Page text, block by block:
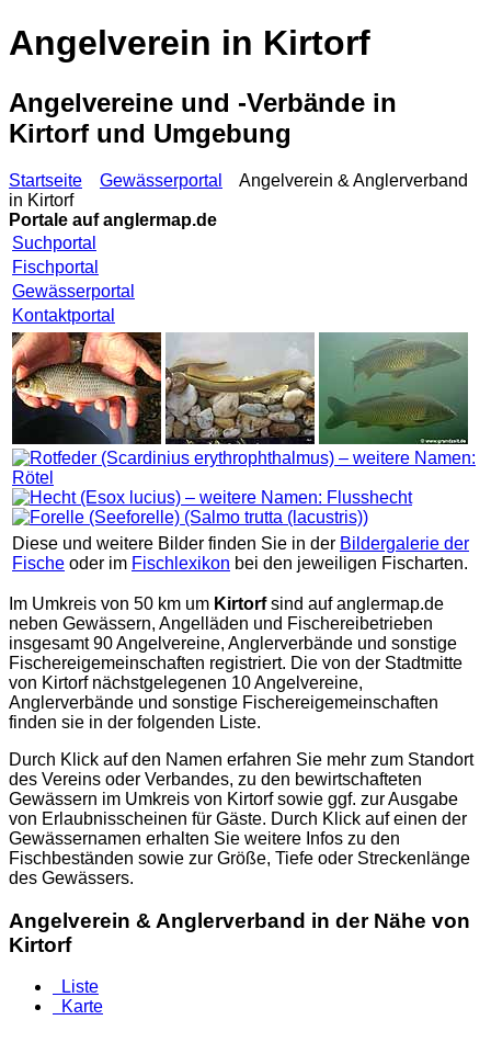
Angelverein in Kirtorf
Angelvereine und -Verbände in
Kirtorf und Umgebung
Startseite Gewässerportal
Angelverein & Anglerverband
in Kirtorf
Portale aufanglermap.de
Suchportal
Fischportal
Gewässerportal
Kontaktportal
Diese und weitere Bilder finden Sie in der Bildergalerie der
Fische oder im Fischlexikon bei den jeweiligen Fischarten.
Im Umkreis von 50 km um Kirtorfsind aufanglermap.de
neben Gewässern, Angelläden und Fischereibetrieben
insgesamt 90 Angelvereine, Anglerverbände und sonstige
Fischereigemeinschaften registriert. Die von der Stadtmitte
von Kirtorf nächstgelegenen 10 Angelvereine,
Anglerverbände und sonstige Fischereigemeinschaften
finden sie in der folgenden Liste.
Durch Klick auf den Namen erfahren Sie mehr zum Standort
des Vereins oder Verbandes, zu den bewirtschafteten
Gewässern im Umkreis von Kirtorf sowie ggf. zur Ausgabe
von Erlaubnisscheinen für Gäste. Durch Klick auf einen der
Gewässernamen erhalten Sie weitere Infos zu den
Fischbeständen sowie zur Größe, Tiefe oder Streckenlänge
des Gewässers.
Angelverein & Anglerverband in der Nähe von
Kirtorf
Liste
Karte